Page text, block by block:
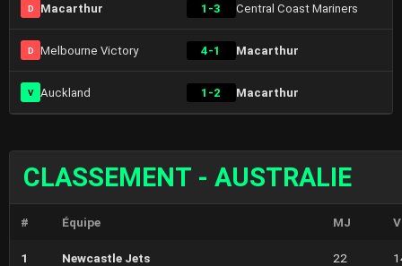
D Macarthur 1-3 Central Coast Mariners
D Melbourne Victory 4-1 Macarthur
V Auckland 1-2 Macarthur
CLASSEMENT - AUSTRALIE
# Équipe MJ V
1 Newcastle Jets 22